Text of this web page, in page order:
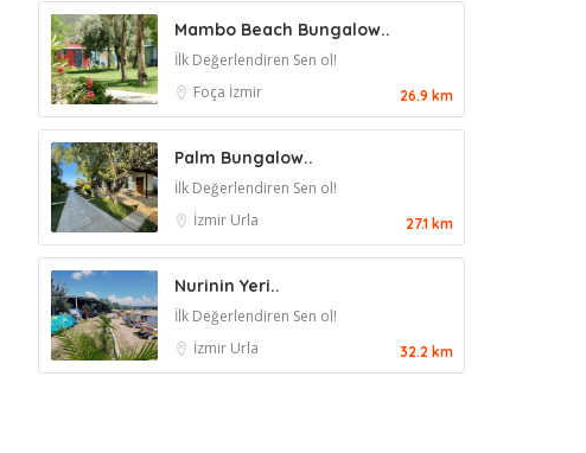
Mambo Beach Bungalow..
İlk Değerlendiren Sen ol!
Foça İzmir 26.9 km
Palm Bungalow..
İlk Değerlendiren Sen ol!
İzmir Urla 27.1 km
Nurinin Yeri..
İlk Değerlendiren Sen ol!
İzmir Urla 32.2 km